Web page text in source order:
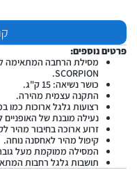
פרטים נוספים:
SCORPION.
כושר נשיאה: 15 ק"ג.
התקנה עצמית מהירה.
רצועות גלגל ארוכות כמו
נעילה מובנת של
זרוע ארוכה בחיבור מהיר
קיפול מהיר לאחסנה נוחה.
המסילה ממוקמת מעל
תושבות גלגל רחבות המתאימות